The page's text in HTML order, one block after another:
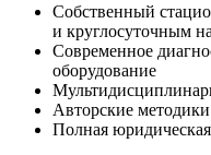
Собственный
и круглосуточным
Современное
оборудование
Авторские
Полная